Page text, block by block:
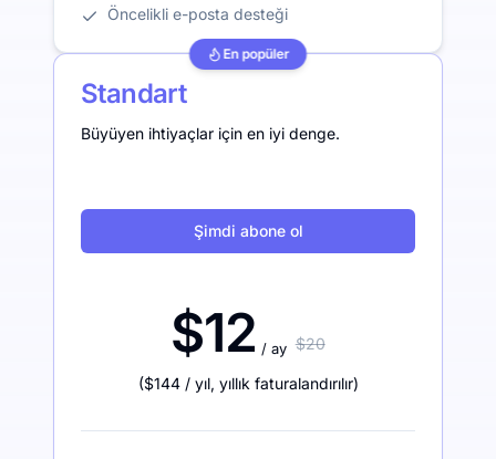
Öncelikli e-posta desteği
En popüler
Standart
Büyüyen ihtiyaçlar için en iyi denge.
Şimdi abone ol
$12 / ay $20
($144 / yıl, yıllık faturalandırılır)